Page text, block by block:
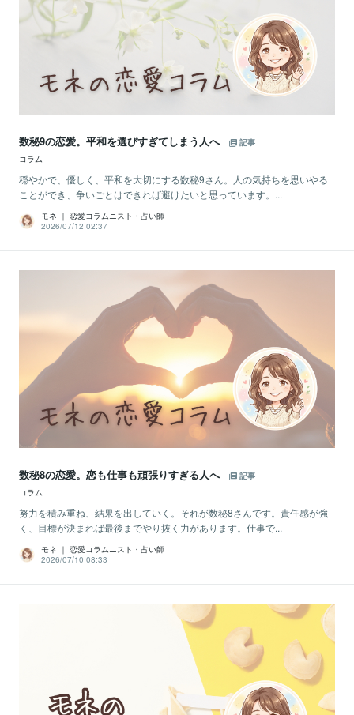
数秘9の恋愛。平和を選びすぎてしまう人へ
記事
コラム
穏やかで、優しく、平和を大切にする数秘9さん。人の気持ちを思いやる
ことができ、争いごとはできれば避けたいと思っています。...
モネ ｜ 恋愛コラムニスト・占い師
2026/07/12 02:37
数秘8の恋愛。恋も仕事も頑張りすぎる人へ
記事
コラム
努力を積み重ね、結果を出していく。それが数秘8さんです。責任感が強
く、目標が決まれば最後までやり抜く力があります。仕事で...
モネ ｜ 恋愛コラムニスト・占い師
2026/07/10 08:33